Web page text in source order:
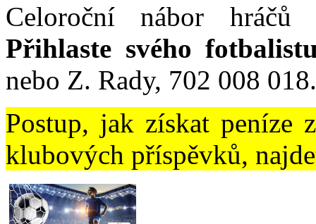
Celoroční nábor hráčů
Přihlaste svého
nebo Z. Rady, 702 008 018.
Postup, jak získat peníze
klubových příspěvků,